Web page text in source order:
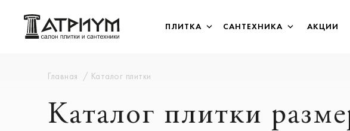
ПЛИТКА САНТЕХНИКА АКЦИИ
Главная Каталог плитки
Каталог плитки